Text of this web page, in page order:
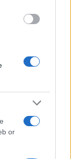
or
origen
12